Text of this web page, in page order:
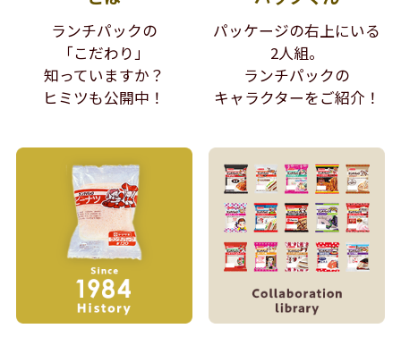
ランチパックの
「こだわり」
知っていますか？
ヒミツも公開中！
パッケージの右上にいる
2人組。
ランチパックの
キャラクターをご紹介！